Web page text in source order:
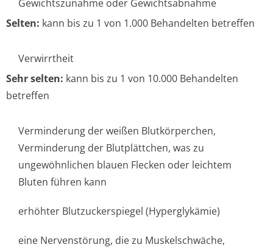
Gewichtszunahme oder Gewichtsabnahme
Selten: kann bis zu 1 von 1.000 Behandelten betreffen
Verwirrtheit
Sehr selten: kann bis zu 1 von 10.000 Behandelten
betreffen
Verminderung der weißen Blutkörperchen,
Verminderung der Blutplättchen, was zu
ungewöhnlichen blauen Flecken oder leichtem
Bluten führen kann
erhöhter Blutzuckerspiegel (Hyperglykämie)
eine Nervenstörung, die zu Muskelschwäche,